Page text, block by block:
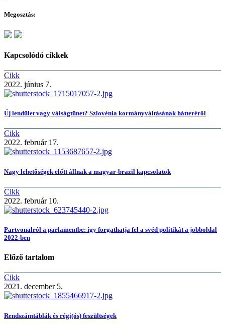
Megosztás:
Kapcsolódó cikkek
Cikk
2022. június 7.
Új lendület vagy válságtünet? Szlovénia kormányváltásának hátteréről
Cikk
2022. február 17.
Nagy lehetőségek előtt állnak a magyar-brazil kapcsolatok
Cikk
2022. február 10.
Partvonalról a parlamentbe: így forgathatja fel a svéd politikát a jobboldal
2022-ben
Előző tartalom
Cikk
2021. december 5.
Rendszámtáblák és régi(ós) feszültségek